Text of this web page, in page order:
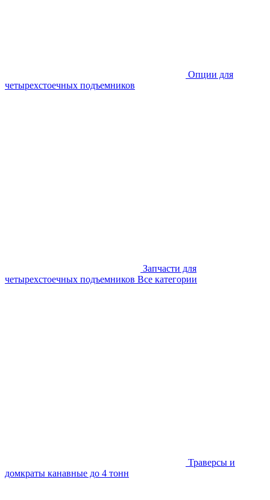
Опции для
четырехстоечных подъемников
Запчасти для
четырехстоечных подъемников Все категории
Траверсы и
домкраты канавные до 4 тонн